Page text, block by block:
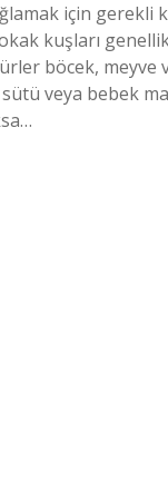
için gerekli
kuşları
böcek,
veya bebek